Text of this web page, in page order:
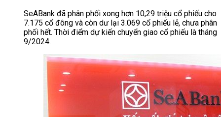
SeABank đã phân phối xong hơn 10,29 triệu cổ phiếu cho
7.175 cổ đông và còn dư lại 3.069 cổ phiếu lẻ, chưa phân
phối hết. Thời điểm dự kiến chuyển giao cổ phiếu là tháng
9/2024.